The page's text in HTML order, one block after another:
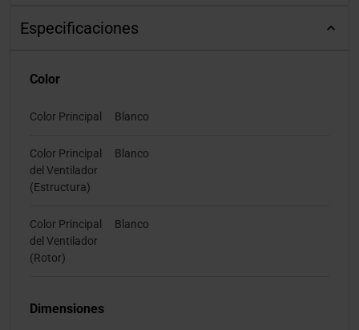
Especificaciones
Color
Color Principal Blanco
Color Principal
del Ventilador
(Estructura)
Blanco
Color Principal
del Ventilador
(Rotor)
Blanco
Dimensiones